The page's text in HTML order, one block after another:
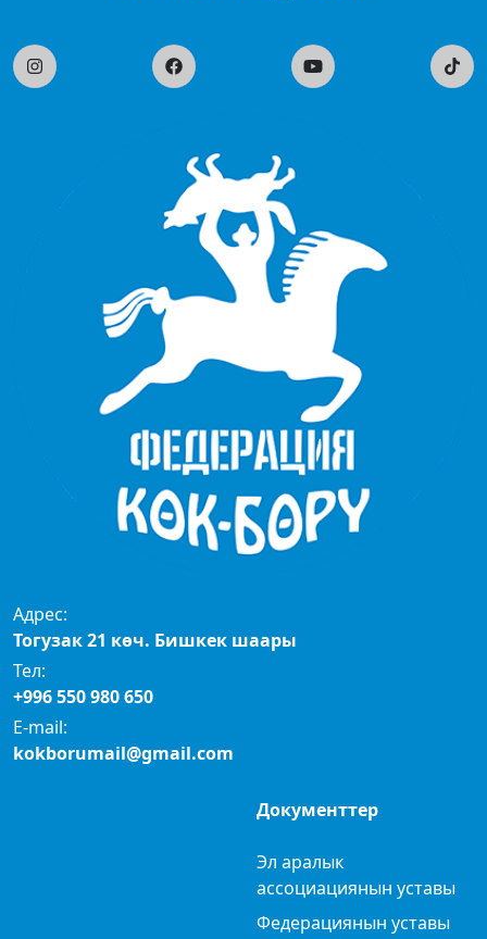
Адрес:
Тогузак 21 көч. Бишкек шаары
Тел:
+996 550 980 650
E-mail:
kokborumail@gmail.com
Документтер
Эл аралык
ассоциациянын уставы
Федерациянын уставы